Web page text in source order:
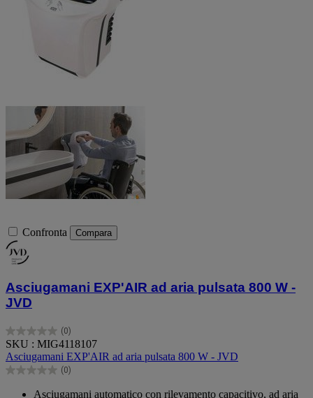
Confronta Compara
Asciugamani EXP'AIR ad aria pulsata 800 W -
JVD
(0)
0.0
su
5
stelle.
SKU : MIG4118107
Asciugamani EXP'AIR ad aria pulsata 800 W - JVD
(0)
0.0
Asciugamani automatico con rilevamento capacitivo, ad aria